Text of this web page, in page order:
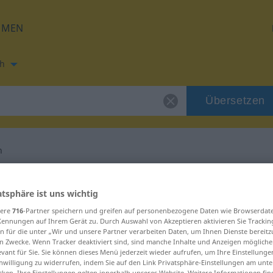
Übersetzen
für "situasjon"
ist uns wichtig
716-Partner speichern und greifen auf personenbezogene Daten wie
auf Ihrem Gerät zu. Durch Auswahl von Akzeptieren aktivieren Sie
für die unter „Wir und unsere Partner verarbeiten Daten, um Ihnen Dienste
Zwecke. Wenn Tracker deaktiviert sind, sind manche Inhalte und Anzeigen
für Sie. Sie können dieses Menü jederzeit wieder aufrufen, um Ihre
zu widerrufen, indem Sie auf den Link Privatsphäre-Einstellungen am